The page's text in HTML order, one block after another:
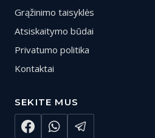
Grąžinimo taisyklės
Atsiskaitymo būdai
Privatumo politika
Kontaktai
SEKITE MUS